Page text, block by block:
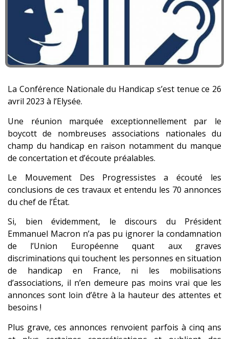
La Conférence Nationale du Handicap s’est tenue ce 26
avril 2023 à l’Elysée.
Une réunion marquée exceptionnellement par le
boycott de nombreuses associations nationales du
champ du handicap en raison notamment du manque
de concertation et d’écoute préalables.
Le Mouvement Des Progressistes a écouté les
conclusions de ces travaux et entendu les 70 annonces
du chef de l’État.
Si, bien évidemment, le discours du Président
Emmanuel Macron n’a pas pu ignorer la condamnation
de l’Union Européenne quant aux graves
discriminations qui touchent les personnes en situation
de handicap en France, ni les mobilisations
d’associations, il n’en demeure pas moins vrai que les
annonces sont loin d’être à la hauteur des attentes et
besoins !
Plus grave, ces annonces renvoient parfois à cinq ans